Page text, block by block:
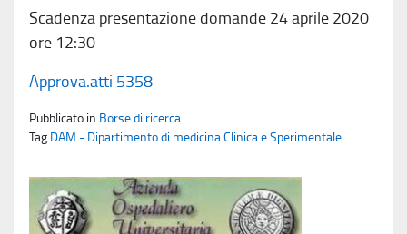
Scadenza presentazione domande 24 aprile 2020
ore 12:30
Approva.atti 5358
Pubblicato in Borse di ricerca
Tag DAM - Dipartimento di medicina Clinica e Sperimentale